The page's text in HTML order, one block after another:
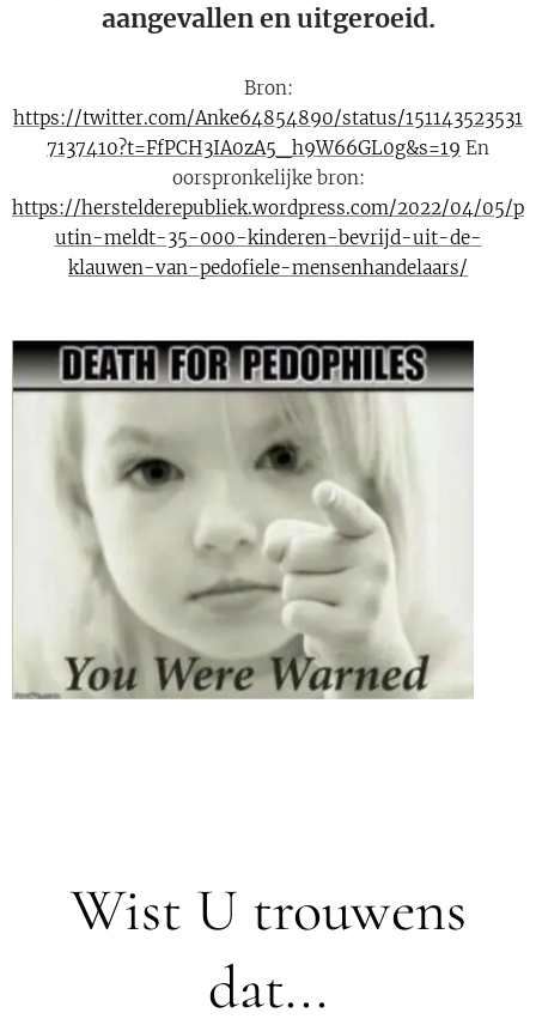
aangevallen en uitgeroeid.
Bron:
https://twitter.com/Anke64854890/status/151143523531
7137410?t=FfPCH3IA0zA5_h9W66GL0g&s=19 En
oorspronkelijke bron:
https://herstelderepubliek.wordpress.com/2022/04/05/p
utin-meldt-35-000-kinderen-bevrijd-uit-de-
klauwen-van-pedofiele-mensenhandelaars/
Wist U trouwens
dat...